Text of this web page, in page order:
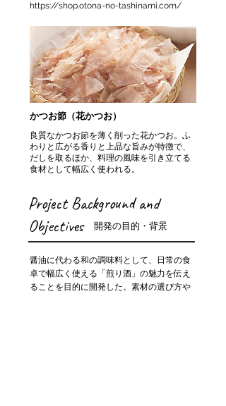
https://shop.otona-no-tashinami.com/
かつお節（花かつお）
良質なかつお節を薄く削った花かつお。ふ
わりと広がる香りと上品な旨みが特徴で、
だしを取るほか、料理の風味を引き立てる
食材として幅広く使われる。
Project Background and
Objectives
開発の目的・背景
醤油に代わる和の調味料として、日常の食
卓で幅広く使える「煎り酒」の魅力を伝え
ることを目的に開発した。素材の選び方や